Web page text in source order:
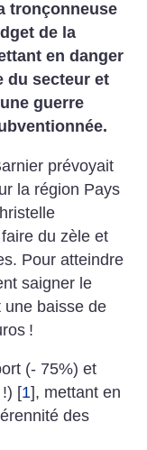
tronçonneuse
de la
en danger
du secteur et
guerre
prévoyait
la région Pays
du zèle et
Pour atteindre
saigner le
une baisse de
!
(- 75%) et
!) [1], mettant en
des